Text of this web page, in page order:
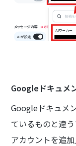
Googleドキュメ
Googleドキュメ
ているものと違
アカウントを追